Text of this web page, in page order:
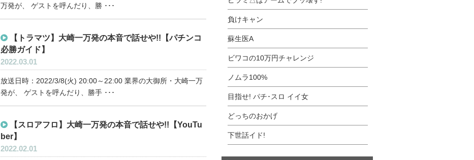
万発が、 ゲストを呼んだり、勝 ･･･
【トラマツ】大崎一万発の本音で話せや!!【パチンコ
必勝ガイド】
2022.03.01
放送日時：2022/3/8(火) 20:00～22:00 業界の大御所・大崎一万
発が、 ゲストを呼んだり、勝手 ･･･
【スロアフロ】大崎一万発の本音で話せや!!【YouTu
ber】
2022.02.01
負けキャン
蘇生医A
ビワコの10万円チャレンジ
ノムラ100%
目指せ! パチ･スロ イイ女
どっちのおかげ
下世話イド!